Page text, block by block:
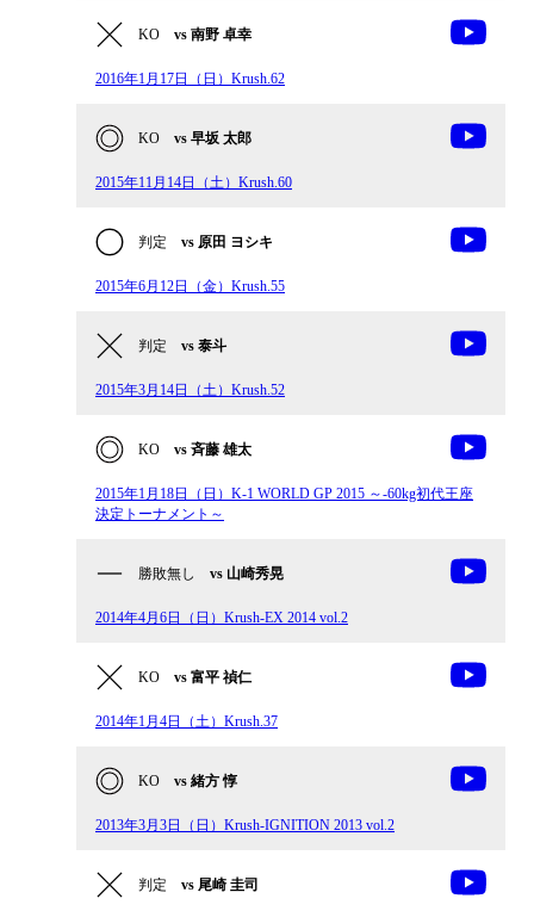
KO vs 南野 卓幸
2016年1月17日（日）Krush.62
KO vs 早坂 太郎
2015年11月14日（土）Krush.60
判定 vs 原田 ヨシキ
2015年6月12日（金）Krush.55
判定 vs 泰斗
2015年3月14日（土）Krush.52
KO vs 斉藤 雄太
2015年1月18日（日）K-1 WORLD GP 2015 ～-60kg初代王座
決定トーナメント～
勝敗無し vs 山崎秀晃
2014年4月6日（日）Krush-EX 2014 vol.2
KO vs 富平 禎仁
2014年1月4日（土）Krush.37
KO vs 緒方 惇
2013年3月3日（日）Krush-IGNITION 2013 vol.2
判定 vs 尾崎 圭司